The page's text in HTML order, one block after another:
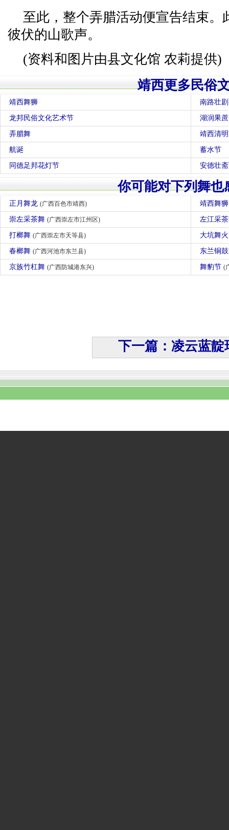
至此，整个弄腊活动便宣告结束。
彼伏的山歌声。
(资料和图片由县文化馆 农莉提供)
靖西更多民俗
靖西舞狮 南路壮剧
龙邦民俗文化艺术节 湖润果蔗
弄腊舞 靖西清
航诞 蓄水节
同德足邦花灯节 安德壮
你可能对下列舞也
正月舞龙 (广西百色市靖西) 靖西舞
崇左采茶舞 (广西崇左市江州区) 左江采
打榔舞 (广西崇左市天等县) 大坑舞
春榔舞 (广西河池市东兰县) 东兰铜
京族竹杠舞 (广西防城港东兴) 舞豹节 (
下一篇：凌云蓝靛